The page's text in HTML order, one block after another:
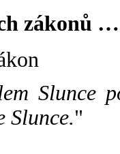
zákonů …
Slunce
Slunce."